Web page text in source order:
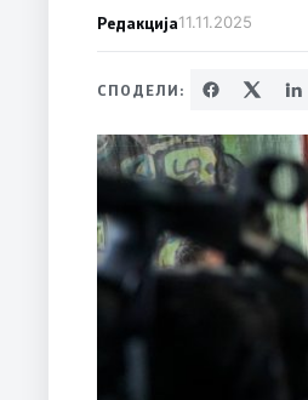
Редакција11.11.2025
СПОДЕЛИ: